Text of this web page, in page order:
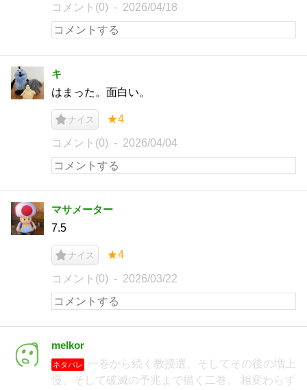
コメント(0) 2026/04/18
キ
はまった。面白い。
ナイス ★4
コメント(0) 2026/04/04
マサメーター
7.5
ナイス ★4
コメント(0) 2026/03/22
melkor
ネタバレ
一巻から続く教授選、そしてその後の増上
慢、そして破滅の予兆まで描く二巻。 相変わらず